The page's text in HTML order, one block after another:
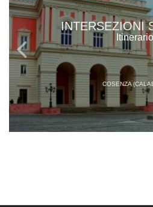
INTERSEZIONI
Itinerario
COSENZA